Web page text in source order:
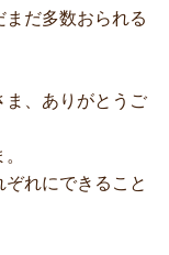
だ多数おられる
ま、ありがとうご
れにできること